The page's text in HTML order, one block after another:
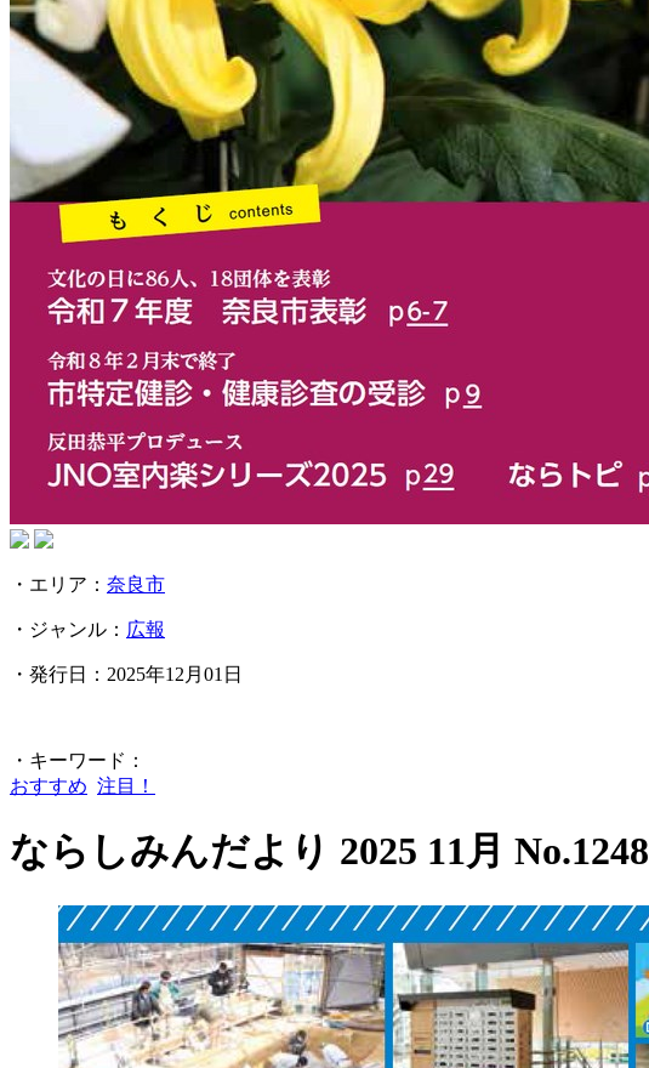
・エリア： 奈良市
・ジャンル： 広報
・発行日：2025年12月01日
・キーワード：
おすすめ 注目！
ならしみんだより 2025 11月 No.1248